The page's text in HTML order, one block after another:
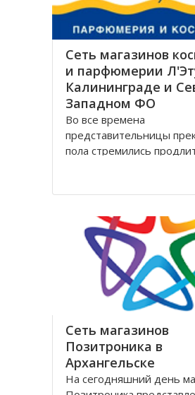
Сеть магазинов
и парфюмерии
Калининграде и
Западном ФО
Во все времена
представительницы
пола стремились
Женщины прилагали
для достижения цели.
прошлом! Сегодня,
колоссальным
области косметологии,
за лицом и телом стало
Сеть магазинов
Позитроника в
Архангельске
На сегодняшний день